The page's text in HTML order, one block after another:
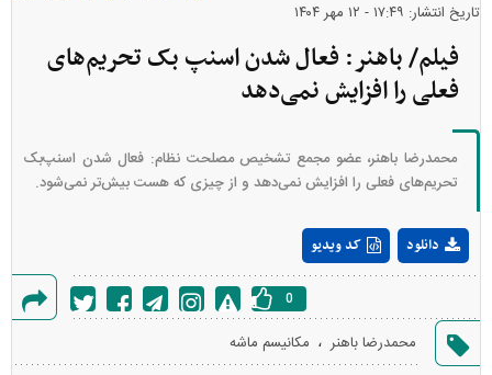
تاریخ انتشار: ۱۷:۴۹ - ۱۲ مهر ۱۴۰۴
فیلم/ باهنر: فعال شدن اسنپ بک تحریم‌های
فعلی را افزایش نمی‌دهد
محمدرضا باهنر، عضو مجمع تشخیص مصلحت نظام: فعال شدن اسنپ‌بک
تحریم‌های فعلی را افزایش نمی‌دهد و از چیزی که هست بیش‌تر نمی‌شود.
Play
Video
کد ویدیو دانلود
خطا
0
محمدرضا باهنر ، مکانیسم ماشه